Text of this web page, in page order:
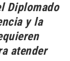
Diplomado
y la
atender